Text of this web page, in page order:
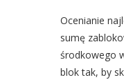
Ocenianie
sumę
środkowego
blok tak, by